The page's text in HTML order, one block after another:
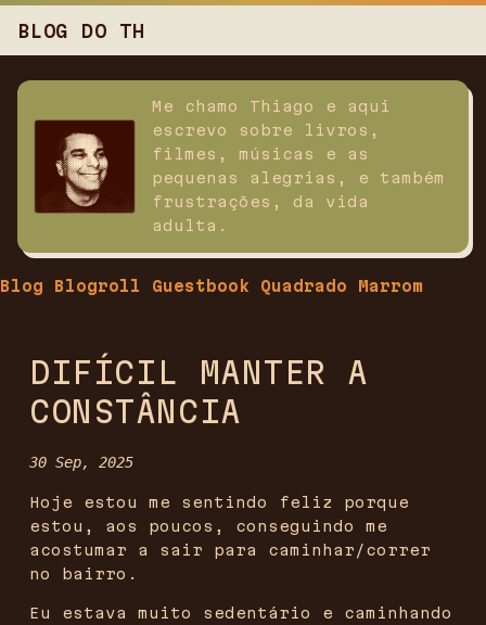
BLOG DO TH
Me chamo Thiago e aqui
escrevo sobre livros,
filmes, músicas e as
pequenas alegrias, e também
frustrações, da vida
adulta.
Blog Blogroll Guestbook Quadrado Marrom
DIFÍCIL MANTER A
CONSTÂNCIA
30 Sep, 2025
Hoje estou me sentindo feliz porque
estou, aos poucos, conseguindo me
acostumar a sair para caminhar/correr
no bairro.
Eu estava muito sedentário e caminhando